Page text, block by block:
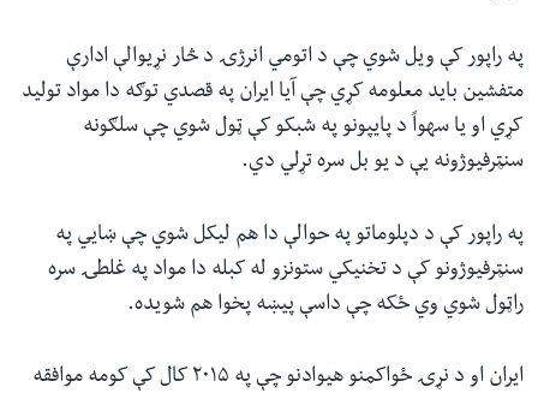
په راپور کې ویل شوي چې د اتومي انرژۍ د څار نړیوالې ادارې
متفشین باید معلومه کړي چې آیا ایران په قصدي توګه دا مواد تولید
کړي او یا سهواً د پایپونو په شبکو کې ټول شوي چې سلګونه
سنټرفیوژونه یې د یو بل سره تړلي دي.
په راپور کې د دپلوماتو په حوالې دا هم لیکل شوي چې ښایي په
سنټرفیوژونو کې د تخنیکي ستونزو له کبله دا مواد په غلطۍ سره
راټول شوي وي ځکه چې داسې پیښه پخوا هم شویده.
ایران او د نړۍ ځواکمنو هیوادنو چې په ۲۰۱۵ کال کې کومه موافقه